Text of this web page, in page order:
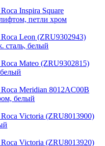
Inspira Square
петли хром
Leon (ZRU9302943)
сталь, белый
Mateo (ZRU9302815)
Meridian 8012AC00B
белый
Victoria (ZRU8013900)
Victoria (ZRU8013920)